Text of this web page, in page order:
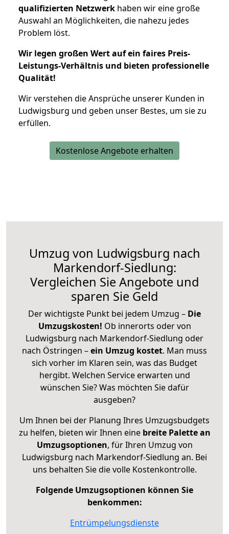
qualifizierten Netzwerk haben wir eine große
Auswahl an Möglichkeiten, die nahezu jedes
Problem löst.
Wir legen großen Wert auf ein faires Preis-
Leistungs-Verhältnis und bieten professionelle
Qualität!
Wir verstehen die Ansprüche unserer Kunden in
Ludwigsburg und geben unser Bestes, um sie zu
erfüllen.
Kostenlose Angebote erhalten
Umzug von Ludwigsburg nach
Markendorf-Siedlung:
Vergleichen Sie Angebote und
sparen Sie Geld
Der wichtigste Punkt bei jedem Umzug – Die
Umzugskosten! Ob innerorts oder von
Ludwigsburg nach Markendorf-Siedlung oder
nach Östringen –ein Umzug kostet. Man muss
sich vorher im Klaren sein, was das Budget
hergibt. Welchen Service erwarten und
wünschen Sie? Was möchten Sie dafür
ausgeben?
Um Ihnen bei der Planung Ihres Umzugsbudgets
zu helfen, bieten wir Ihnen eine breite Palette an
Umzugsoptionen, für Ihren Umzug von
Ludwigsburg nach Markendorf-Siedlung an. Bei
uns behalten Sie die volle Kostenkontrolle.
Folgende Umzugsoptionen können Sie
benkommen:
Entrümpelungsdienste